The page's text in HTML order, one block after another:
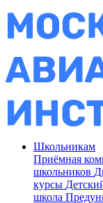
Школьникам
Приёмная
школьников
курсы
школа